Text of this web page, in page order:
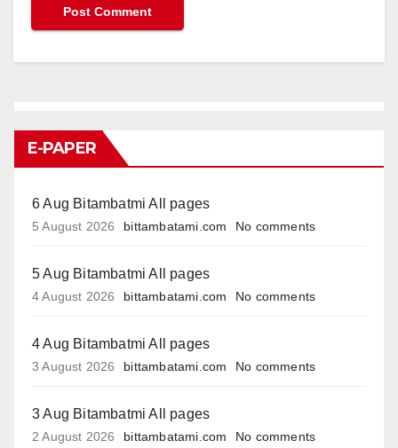
E-PAPER
6 Aug Bitambatmi All pages
5 August 2026 bittambatami.com No comments
5 Aug Bitambatmi All pages
4 August 2026 bittambatami.com No comments
4 Aug Bitambatmi All pages
3 August 2026 bittambatami.com No comments
3 Aug Bitambatmi All pages
2 August 2026 bittambatami.com No comments